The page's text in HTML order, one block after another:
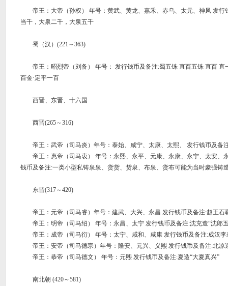
帝王：大帝（孙权） 年号：黄武、黄龙、嘉禾、赤乌、太元、神凤 发行
当千，大泉二千，大泉五千
蜀（汉）(221～363)
帝王：昭烈帝（刘备） 年号： 发行钱币及备注:蜀五铢 直百五铢 直百 直
百金·定平一百
西晋、东晋、十六国
西晋(265～316)
帝王：武帝（司马炎）年号：泰始、咸宁、太康、太熙、 发行钱币及备
帝王：惠帝（司马衷） 年号：永熙、永平、元康、永康、永宁、太安、
钱币及备注:一类小型私铸泉泉、货货、货泉、布泉、货布可能为当时豪强铸
东晋(317～420)
帝王：元帝（司马睿）年号：建武、大兴、永昌 发行钱币及备注:赵王石
帝王：明帝（司马绍） 年号：永昌、太宁 发行钱币及备注:沈充造“沈郎
帝王：成帝（司马衍） 年号：太宁、咸和、咸康 发行钱币及备注:成汉李
帝王：安帝（司马德宗）年号：隆安、元兴、义熙 发行钱币及备注:北凉
帝王：恭帝（司马德文） 年号：元熙 发行钱币及备注:夏造“大夏真兴”
南北朝 (420～581)